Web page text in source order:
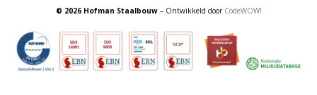
© 2026 Hofman Staalbouw– Ontwikkeld door CodeWOW!